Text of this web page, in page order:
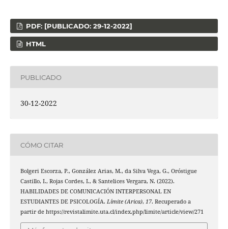
PDF: [PUBLICADO: 29-12-2022]
HTML
PUBLICADO
30-12-2022
CÓMO CITAR
Bolgeri Escorza, P., González Arias, M., da Silva Vega, G., Oróstigue
Castillo, I., Rojas Cordes, I., & Santelices Vergara, N. (2022).
HABILIDADES DE COMUNICACIÓN INTERPERSONAL EN
ESTUDIANTES DE PSICOLOGÍA. Límite (Arica), 17. Recuperado a
partir de https://revistalimite.uta.cl/index.php/limite/article/view/271